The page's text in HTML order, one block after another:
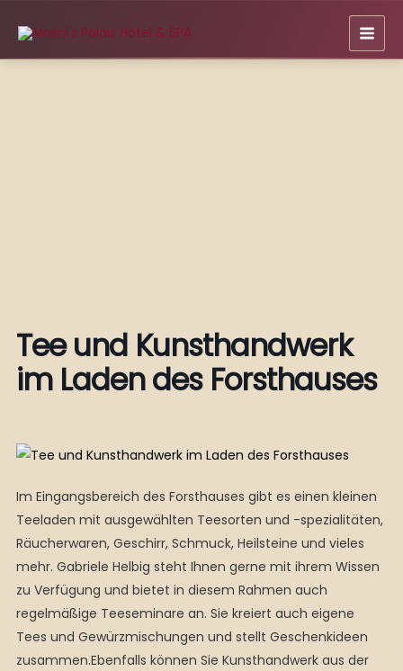
Inhalt
springen
Tee und Kunsthandwerk
im Laden des Forsthauses
Im Eingangsbereich des Forsthauses gibt es einen kleinen
Teeladen mit ausgewählten Teesorten und -spezialitäten,
Räucherwaren, Geschirr, Schmuck, Heilsteine und vieles
mehr. Gabriele Helbig steht Ihnen gerne mit ihrem Wissen
zu Verfügung und bietet in diesem Rahmen auch
regelmäßige Teeseminare an. Sie kreiert auch eigene
Tees und Gewürzmischungen und stellt Geschenkideen
zusammen.Ebenfalls können Sie Kunsthandwerk aus der